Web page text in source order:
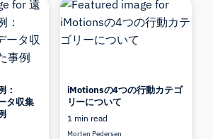
：
タ収集
iMotionsの4つの行動カテゴ
リーについて
1 min read
Morten Pedersen